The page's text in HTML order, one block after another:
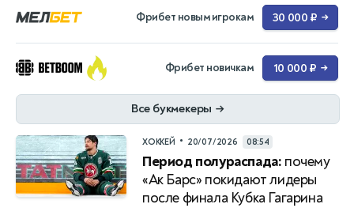
Фрибет новым игрокам 30 000 ₽ →
Фрибет новичкам 10 000 ₽ →
Все букмекеры →
ХОККЕЙ • 20/07/2026 08:54
Период полураспада: почему
«Ак Барс» покидают лидеры
после финала Кубка Гагарина